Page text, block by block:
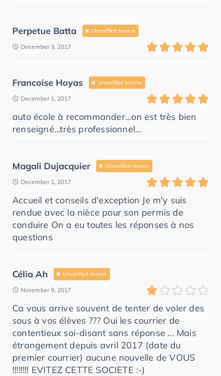
Perpetue Batta Unverified review
December 3, 2017
Francoise Hoyas Unverified review
December 1, 2017
auto école à recommander...on est très bien
renseigné...très professionnel...
Magali Dujacquier Unverified review
December 1, 2017
Accueil et conseils d'exception Je m'y suis
rendue avec la nièce pour son permis de
conduire On a eu toutes les réponses à nos
questions
Célia Ah Unverified review
November 9, 2017
Ca vous arrive souvent de tenter de voler des
sous à vos élèves ??? Oui les courrier de
contentieux soi-disant sans réponse ... Mais
étrangement depuis avril 2017 (date du
premier courrier) aucune nouvelle de VOUS
!!!!!!!! EVITEZ CETTE SOCIETE :-)